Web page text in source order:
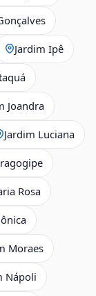
Jardim Ipê
Joandra
Jardim Luciana
Rosa
Moraes
Nápoli